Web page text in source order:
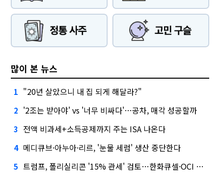
많이 본 뉴스
1 "20년 살았으니 내 집 되게 해달라?"
2 '2조는 받아야' vs '너무 비싸다'…공차, 매각 성공할까
3 전액 비과세+소득공제까지 주는 ISA 나온다
4 메디큐브·아누아·리르, '눈물 세럼' 생산 중단한다
5 트럼프, 폴리실리콘 '15% 관세' 검토…한화큐셀·OCI 영향은?